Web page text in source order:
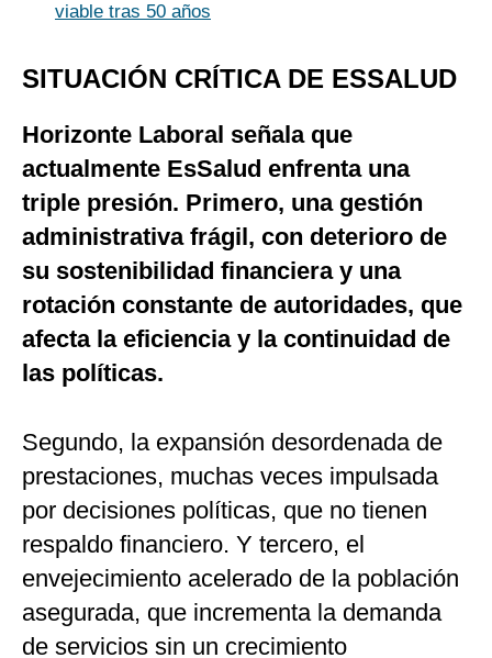
viable tras 50 años
SITUACIÓN CRÍTICA DE ESSALUD
Horizonte Laboral señala que
actualmente EsSalud enfrenta una
triple presión. Primero, una gestión
administrativa frágil, con deterioro de
su sostenibilidad financiera y una
rotación constante de autoridades, que
afecta la eficiencia y la continuidad de
las políticas.
Segundo, la expansión desordenada de
prestaciones, muchas veces impulsada
por decisiones políticas, que no tienen
respaldo financiero. Y tercero, el
envejecimiento acelerado de la población
asegurada, que incrementa la demanda
de servicios sin un crecimiento